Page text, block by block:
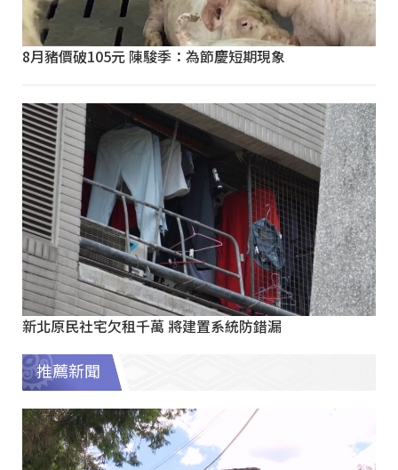
8月豬價破105元 陳駿季：為節慶短期現象
新北原民社宅欠租千萬 將建置系統防錯漏
推薦新聞